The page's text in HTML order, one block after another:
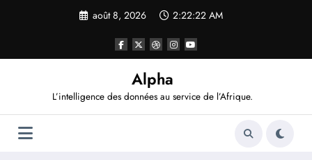
août 8, 2026 2:22:23 AM
Alpha
L’intelligence des données au service de l’Afrique.